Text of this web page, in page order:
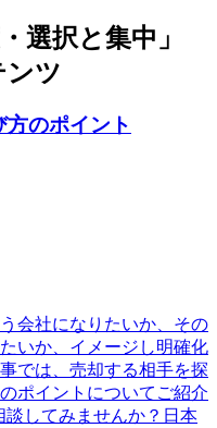
選択と集中」
ンツ
のポイント
会社になりたいか、その
いか、イメージし明確化
では、売却する相手を探
ポイントについてご紹介
してみませんか？日本